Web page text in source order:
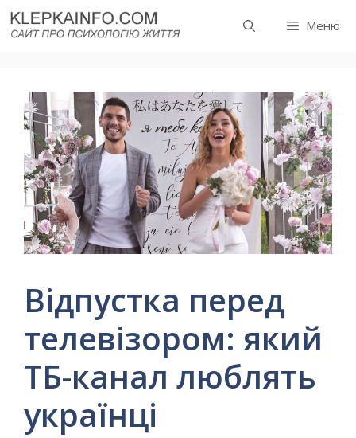
Перейти
до
Меню
Відпустка перед
телевізором: який
ТБ-канал люблять
українці